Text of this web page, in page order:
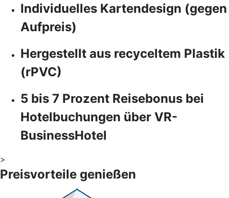
Individuelles Kartendesign (gegen
Aufpreis)
Hergestellt aus recyceltem Plastik
(rPVC)
5 bis 7 Prozent Reisebonus bei
Hotelbuchungen über VR-
BusinessHotel
>
Preisvorteile genießen